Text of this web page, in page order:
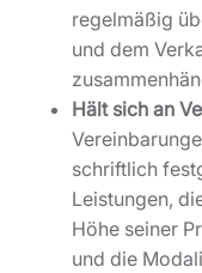
schriftlich
Leistungen,
Höhe seiner
und die
Denken Sie
Vermittlung
seine
Ist